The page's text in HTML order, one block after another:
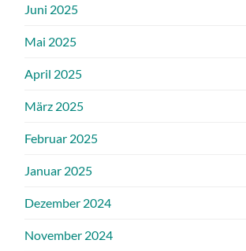
Juni 2025
Mai 2025
April 2025
März 2025
Februar 2025
Januar 2025
Dezember 2024
November 2024